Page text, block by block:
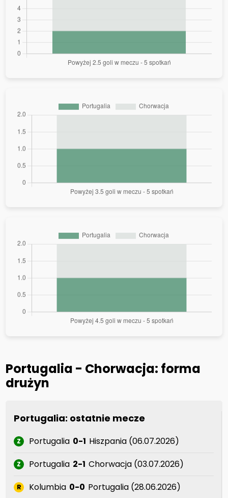
Portugalia - Chorwacja: forma
drużyn
Portugalia: ostatnie mecze
Z Portugalia 0-1 Hiszpania (06.07.2026)
Z Portugalia 2-1 Chorwacja (03.07.2026)
R Kolumbia 0-0 Portugalia (28.06.2026)